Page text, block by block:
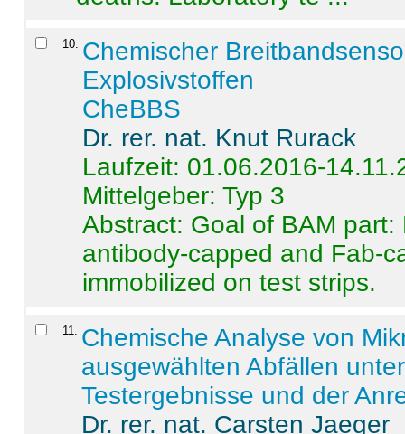
10 Chemischer
Explosivstoffen
CheBBS
Dr. rer. nat. Knut Rurack
Laufzeit: 01.06.2016-
Mittelgeber: Typ 3
Abstract: Goal of BAM
antibody-capped and Fab-
immobilized on test strips.
11
Chemische Analyse von
ausgewählten Abfällen
Testergebnisse und der
Dr. rer. nat. Carsten Jaeger